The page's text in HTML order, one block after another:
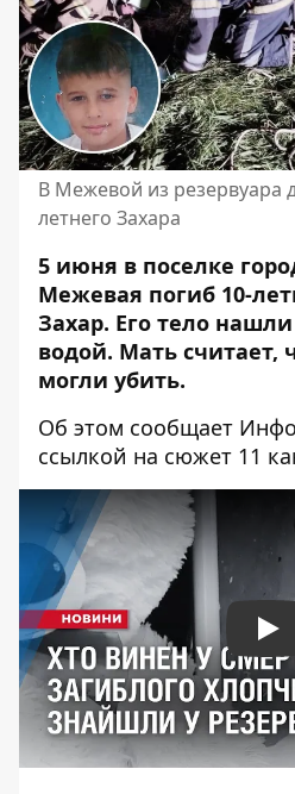
В Межевой из резервуара
летнего Захара
5 июня в поселке
Межевая погиб 10-
Захар. Его тело нашли
водой. Мать считает,
могли убить.
Об этом сообщает
ссылкой на сюжет 11